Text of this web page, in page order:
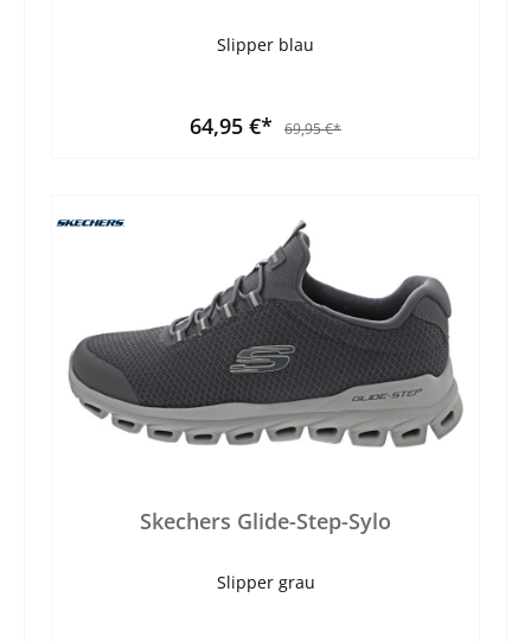
Slipper blau
64,95 €* 69,95 €*
Skechers Glide-Step-Sylo
Slipper grau